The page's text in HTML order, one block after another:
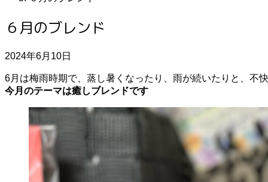
６月のブレンド
2024年6月10日
6月は梅雨時期で、蒸し暑くなったり、雨が続いたりと、不
今月のテーマは癒しブレンドです